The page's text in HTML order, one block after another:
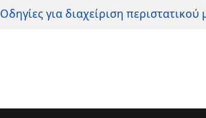
Οδηγίες για διαχείριση